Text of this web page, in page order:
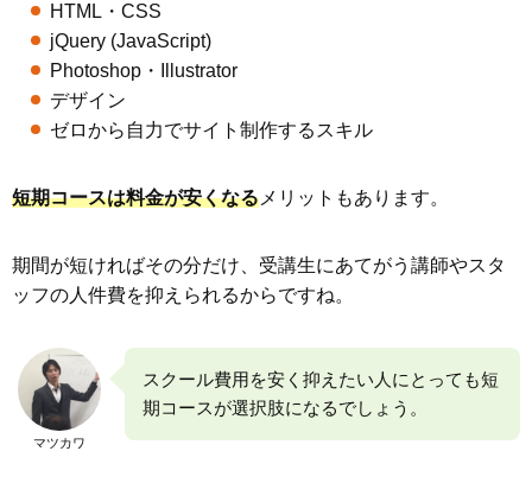
HTML・CSS
jQuery (JavaScript)
Photoshop・Illustrator
デザイン
ゼロから自力でサイト制作するスキル
短期コースは料金が安くなる メリットもあります。
期間が短ければその分だけ、受講生にあてがう講師やスタ
ッフの人件費を抑えられるからですね。
マツカワ
スクール費用を安く抑えたい人にとっても短
期コースが選択肢になるでしょう。